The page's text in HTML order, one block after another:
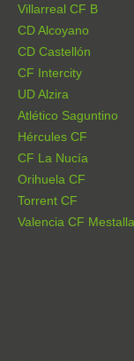
Villarreal CF B
CD Alcoyano
CD Castellón
CF Intercity
UD Alzira
Atlético Saguntino
Hércules CF
CF La Nucía
Orihuela CF
Torrent CF
Valencia CF Mestalla